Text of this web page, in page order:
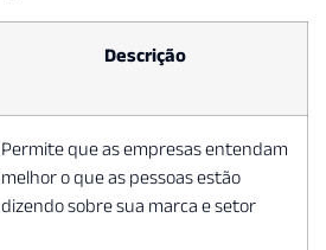
Descrição
Permite que as empresas entendam
melhor o que as pessoas estão
dizendo sobre sua marca e setor